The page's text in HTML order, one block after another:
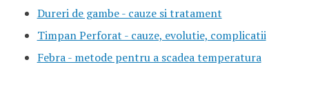
Dureri de gambe - cauze si tratament
Timpan Perforat - cauze, evolutie, complicatii
Febra - metode pentru a scadea temperatura